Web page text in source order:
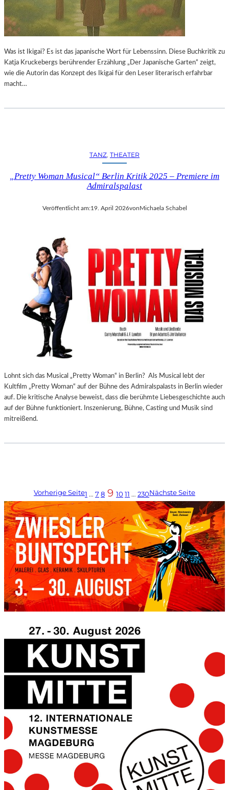
Was ist Ikigai? Es ist das japanische Wort für Lebenssinn. Diese Buchkritik zu
Katja Kruckebergs berührender Erzählung „Der Japanische Garten“ zeigt,
wie die Autorin das Konzept des Ikigai für den Leser literarisch erfahrbar
macht…
TANZ THEATER
„Pretty Woman Musical“ Berlin Kritik 2025 – Premiere im
Admiralspalast
Veröffentlicht am:19. April 2026vonMichaela Schabel
Lohnt sich das Musical „Pretty Woman“ in Berlin? Als Musical lebt der
Kultfilm „Pretty Woman“ auf der Bühne des Admiralspalasts in Berlin wieder
auf. Die kritische Analyse beweist, dass die berühmte Liebesgeschichte auch
auf der Bühne funktioniert. Inszenierung, Bühne, Casting und Musik sind
mitreißend.
Vorherige Seite1 … 78 9 10 11 … 230Nächste Seite